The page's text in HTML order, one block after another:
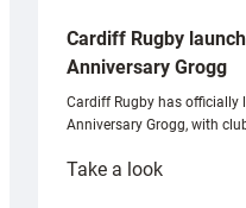
Cardiff Rugby
Anniversary Grogg
Cardiff Rugby has officially
Anniversary Grogg, with
Take a look: